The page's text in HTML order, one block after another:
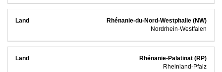
Rhénanie-du-Nord-Westphalie (NW)
Nordrhein-Westfalen
Rhénanie-Palatinat (RP)
Rheinland-Pfalz